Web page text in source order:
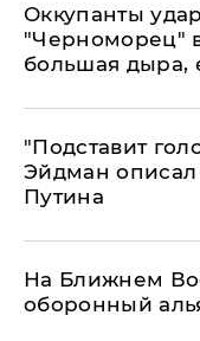
Оккупанты
"Черноморец"
большая дыра,
​"Подставит
Эйдман описал
Путина
На Ближнем
оборонный